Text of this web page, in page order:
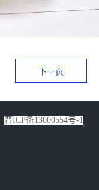
下一页
晋ICP备13000554号-1